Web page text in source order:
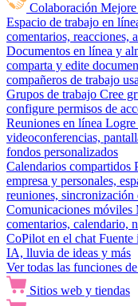
Colaboración Mejore
Espacio de trabajo en
comentarios, reacciones,
Documentos en línea y
comparta y edite
compañeros de trabajo
Grupos de trabajo Cree
configure permisos de
Reuniones en línea Logre
videoconferencias,
fondos personalizados
Calendarios compartidos
empresa y personales,
reuniones, sincronización
Comunicaciones móviles
comentarios, calendario,
CoPilot en el chat Fuente
IA, lluvia de ideas y más
Ver todas las funciones
Sitios web y tiendas